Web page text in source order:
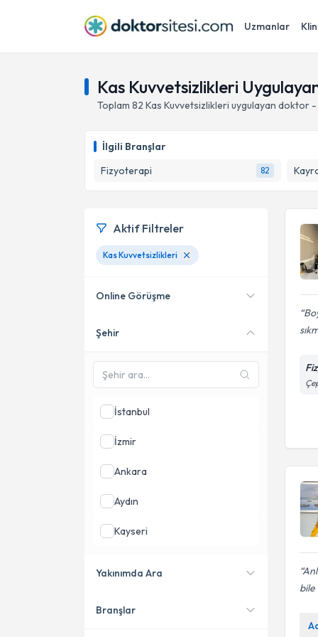
Uzmanlar
Kas Kuvvetsizlikleri
Toplam 82 Kas Kuvvetsizlikleri uygulayan doktor -
İlgili Branşlar
Fizyoterapi
82
bile
Aktif Filtreler
Kas Kuvvetsizlikleri
Online Görüşme
Online danışmanlık sunan
Şehir
İstanbul
İzmir
Ankara
Aydın
Kayseri
Yakınımda Ara
Konumuma yakın uzmanları
Branşlar